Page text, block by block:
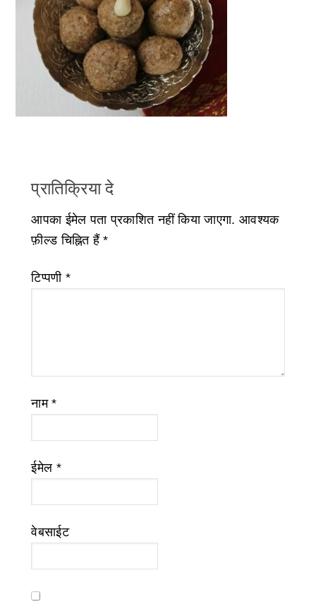
प्रातिक्रिया दे
आपका ईमेल पता प्रकाशित नहीं किया जाएगा. आवश्यक
फ़ील्ड चिह्नित हैं*
टिप्पणी *
नाम*
ईमेल *
वेबसाईट